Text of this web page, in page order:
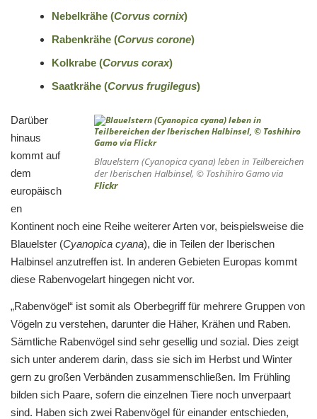
Nebelkrähe (Corvus cornix)
Rabenkrähe (Corvus corone)
Kolkrabe (Corvus corax)
Saatkrähe (Corvus frugilegus)
Blauelstern (Cyanopica cyana) leben in Teilbereichen
der Iberischen Halbinsel, © Toshihiro Gamo via
Flickr
Darüber
hinaus
kommt auf
dem
europäisch
en
Kontinent noch eine Reihe weiterer Arten vor, beispielsweise die
Blauelster (Cyanopica cyana), die in Teilen der Iberischen
Halbinsel anzutreffen ist. In anderen Gebieten Europas kommt
diese Rabenvogelart hingegen nicht vor.
„Rabenvögel“ ist somit als Oberbegriff für mehrere Gruppen von
Vögeln zu verstehen, darunter die Häher, Krähen und Raben.
Sämtliche Rabenvögel sind sehr gesellig und sozial. Dies zeigt
sich unter anderem darin, dass sie sich im Herbst und Winter
gern zu großen Verbänden zusammenschließen. Im Frühling
bilden sich Paare, sofern die einzelnen Tiere noch unverpaart
sind. Haben sich zwei Rabenvögel für einander entschieden,